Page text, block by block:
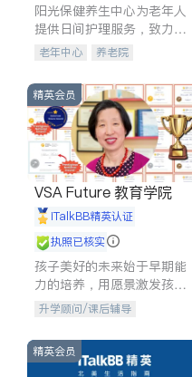
阳光保健养生中心为老年人
提供日间护理服务，致力于
通过持续的护理创新来有效
老年中心 养老院
精英会员
VSA Future 教育学院
iTalkBB精英认证
执照已核实
孩子美好的未来始于早期能
力的培养，用愿景激发孩子
的学习潜力和动力。理念：
拥有成长型心态是成功的基
石。
升学顾问/课后辅导
精英会员